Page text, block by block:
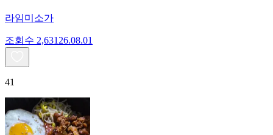
라임미소가
조회수 2,631 26.08.01
41